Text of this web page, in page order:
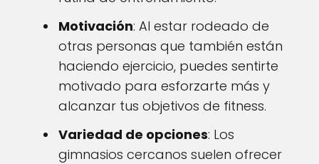
Motivación: Al estar rodeado de
otras personas que también están
haciendo ejercicio, puedes sentirte
motivado para esforzarte más y
alcanzar tus objetivos de fitness.
Variedad de opciones: Los
gimnasios cercanos suelen ofrecer